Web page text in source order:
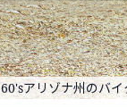
60'sアリゾナ州のバ